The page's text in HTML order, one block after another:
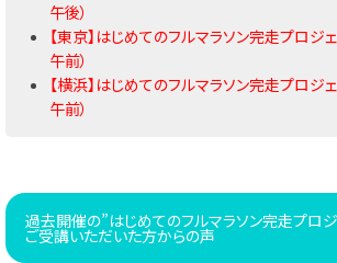
午後）
【東京】はじめてのフルマラソン完走プロジ
午前）
【横浜】はじめてのフルマラソン完走プロジ
午前）
過去開催の”はじめてのフルマラソン完走プロジ
ご受講いただいた方からの声